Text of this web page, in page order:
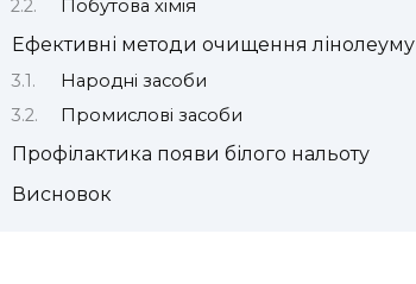
Побутова хімія
Ефективні методи очищення лінолеуму
Народні засоби
Промислові засоби
Профілактика появи білого нальоту
Висновок